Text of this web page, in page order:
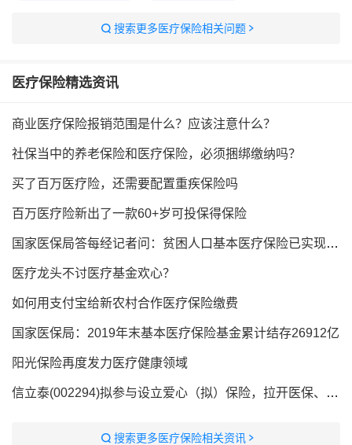
搜索更多医疗保险相关问题
医疗保险精选资讯
商业医疗保险报销范围是什么？应该注意什么？
社保当中的养老保险和医疗保险，必须捆绑缴纳吗？
买了百万医疗险，还需要配置重疾保险吗
百万医疗险新出了一款60+岁可投保得保险
国家医保局答每经记者问：贫困人口基本医疗保险已实现“应保尽保”
医疗龙头不讨医疗基金欢心？
如何用支付宝给新农村合作医疗保险缴费
国家医保局：2019年末基本医疗保险基金累计结存26912亿
阳光保险再度发力医疗健康领域
信立泰(002294)拟参与设立爱心（拟）保险，拉开医保、医疗、医药与线上、线下整合序幕
搜索更多医疗保险相关资讯